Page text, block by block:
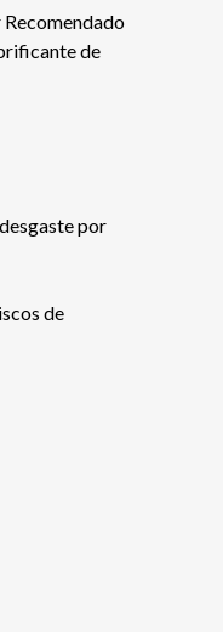
de
por
de